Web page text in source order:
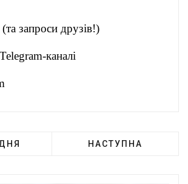
(та запроси друзів!)
Telegram-каналі
НАСТУПНА